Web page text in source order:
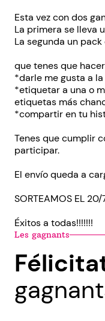
Esta vez con dos
La primera se lleva
La segunda un
que tenes que
*darle me gusta a
*etiquetar a una o
etiquetas más
*compartir en tu
Tenes que cumplir
participar.
El envío queda a
SORTEAMOS EL 20/
Éxitos a todas!!!!!!!
Les gagnants